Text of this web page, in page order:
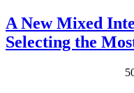
A New Mixed
Selecting the